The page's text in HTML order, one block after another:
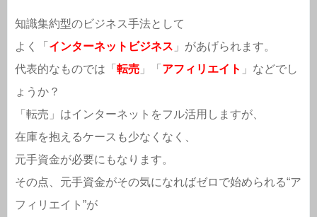
知識集約型のビジネス手法として
よく「 インターネットビジネス 」があげられます。
代表的なものでは「 転売 」「 アフィリエイト 」などでし
ょうか？
「転売」はインターネットをフル活用しますが、
在庫を抱えるケースも少なくなく、
元手資金が必要にもなります。
その点、元手資金がその気になればゼロで始められる“ア
フィリエイト”が